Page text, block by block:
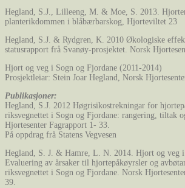
Hegland, S.J., Lilleeng, M. & Moe, S. 2013.
planterikdommen i blåbærbarskog, Hjorteviltet 23
Hegland, S.J. & Rydgren, K. 2010 Økologiske
statusrapport frå Svanøy-prosjektet. Norsk
Hjort og veg i Sogn og Fjordane (2011-2014)
Prosjektleiar: Stein Joar Hegland, Norsk
Publikasjoner:
Hegland, S.J. 2012 Høgrisikostrekningar for
riksvegnettet i Sogn og Fjordane: rangering, tiltak
Hjortesenter Fagrapport 1- 33.
På oppdrag frå Statens Vegvesen
Hegland, S. J. & Hamre, L. N. 2014. Hjort og veg i
Evaluering av årsaker til hjortepåkøyrsler og
riksvegnettet i Sogn og Fjordane. Norsk
39.